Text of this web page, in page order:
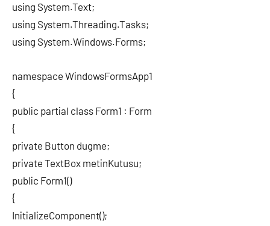
using System.Text;
using System.Threading.Tasks;
using System.Windows.Forms;
namespace WindowsFormsApp1
{
public partial class Form1 : Form
{
private Button dugme;
private TextBox metinKutusu;
public Form1()
{
InitializeComponent();